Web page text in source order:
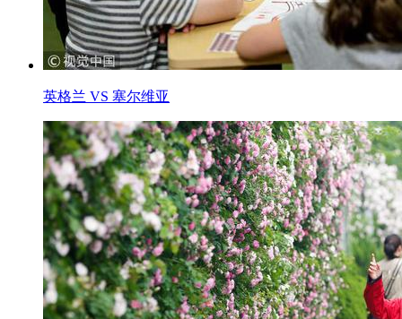
英格兰 VS 塞尔维亚